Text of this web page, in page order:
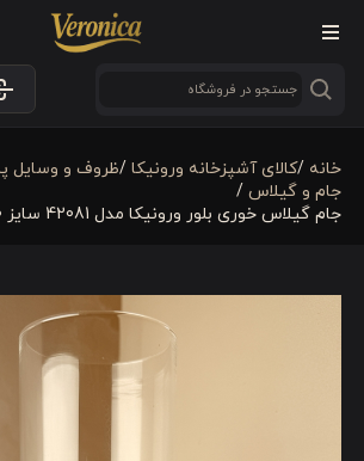
خانه /كالای آشپزخانه ورونیکا /ظروف و وسایل
جام و گیلاس /
جام گیلاس خوری بلور ورونیکا مدل 42081 سایز 20 سانت